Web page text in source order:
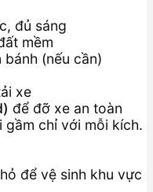
đủ sáng
mềm
bánh (nếu cần)
xe
để đỡ xe an toàn
gầm chỉ với mỗi kích.
để vệ sinh khu vực